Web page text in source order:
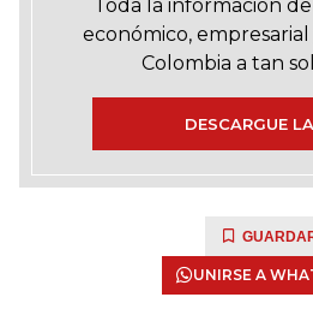
Toda la información
económico,
Colombia a tan
DESCARGUE
UNIRSE A